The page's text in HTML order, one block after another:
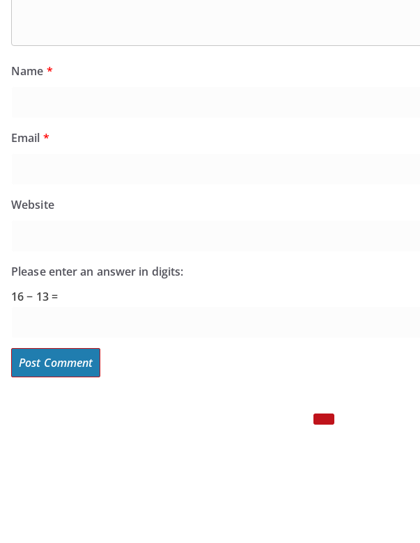
Name *
Email *
Website
Please enter an answer in digits:
16 − 13 =